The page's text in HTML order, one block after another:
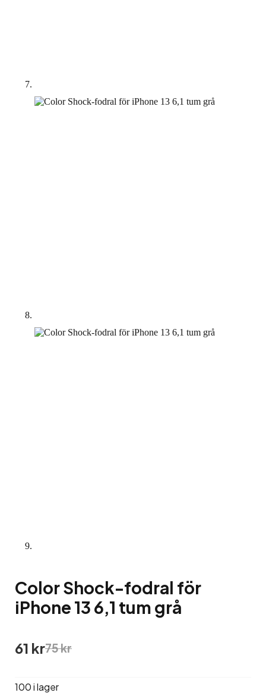
Color Shock-fodral för
iPhone 13 6,1 tum grå
75kr
Det
ursprungliga
var:
61 krDet
nuvarande
är:
100 i lager